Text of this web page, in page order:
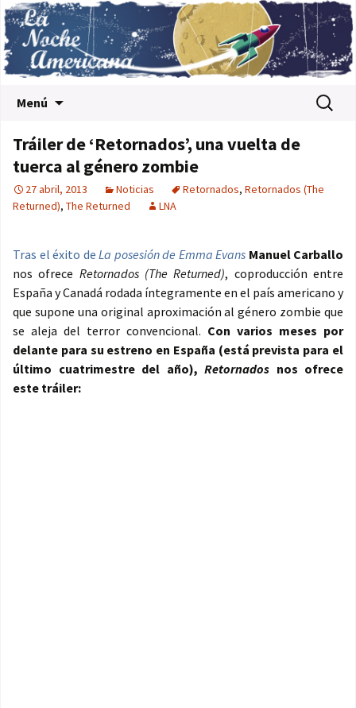
Menú Buscar:
Tráiler de ‘Retornados’, una vuelta de
tuerca al género zombie
27 abril, 2013 Noticias Retornados, Retornados (The
Returned), The Returned LNA
Tras el éxito de La posesión de Emma Evans Manuel Carballo
nos ofrece Retornados (The Returned), coproducción entre
España y Canadá rodada íntegramente en el país americano y
que supone una original aproximación al género zombie que
se aleja del terror convencional. Con varios meses por
delante para su estreno en España (está prevista para el
último cuatrimestre del año), Retornados nos ofrece
este tráiler: